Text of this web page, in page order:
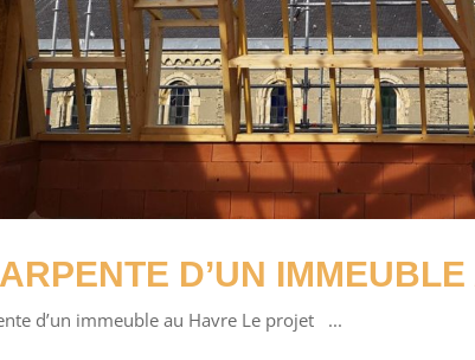
D’UN
d’un immeuble au Havre Le projet ...